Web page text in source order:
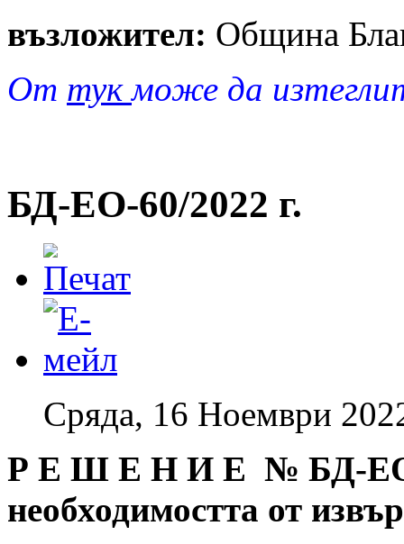
възложител: Община
От тукможе да
БД-EO-60/2022 г.
Сряда, 16 Ноември
Р Е Ш Е Н И Е № БД-
необходимостта от